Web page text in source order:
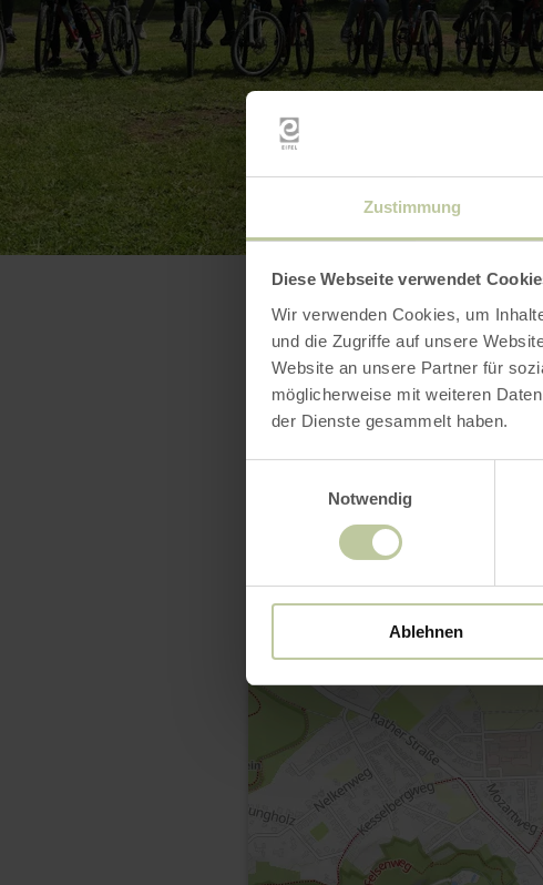
Zustimmung
Diese Webseite verwendet
Wir verwenden Cookies, um
und die Zugriffe auf unsere
Website an unsere Partner für
möglicherweise mit weiteren
der Dienste gesammelt haben.
Notwendig
Ablehnen